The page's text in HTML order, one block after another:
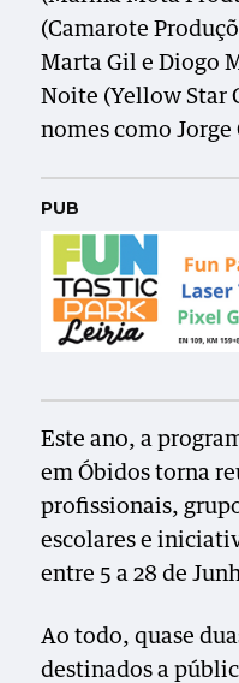
(Camarote
Marta Gil e Diogo
Noite (Yellow Star
nomes como
PUB
Este ano, a
em Óbidos torna
profissionais,
escolares e
entre 5 a 28 de
Ao todo, quase
destinados a